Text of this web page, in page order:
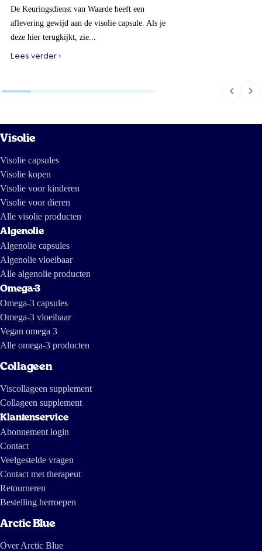
De Keuringsdienst van Waarde heeft een
aflevering gewijd aan de visolie capsule. Als je
deze hier terugkijkt, zie...
Lees verder ›
Visolie
Visolie capsules
Visolie kopen
Visolie voor kinderen
Visolie voor dieren
Alle visolie producten
Algenolie
Algenolie capsules
Algenolie vloeibaar
Alle algenolie producten
Omega-3
Omega-3 capsules
Omega-3 vloeibaar
Vegan omega 3
Alle omega-3 producten
Collageen
Viscollageen supplement
Collageen supplement
Klantenservice
Abonnement login
Contact
Veelgestelde vragen
Contact met therapeut
Retourneren
Bestelling herroepen
Arctic Blue
Over Arctic Blue